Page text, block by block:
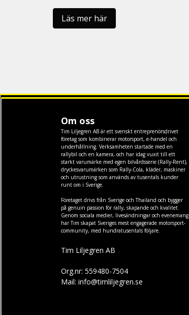
Läs mer här
Om oss
Tim Liljegren AB är ett svenskt entreprenörsdrivet
företag som kombinerar motorsport, e-handel och
underhållning. Verksamheten startade med en
rallybil och en kamera, och har idag vuxit till ett
starkt varumärke med egen bilvårdsserie (Rally-Rent),
dryckesvarumärken som Rally-Cola, kläder, maskiner
och utrustning som används av tusentals kunder
runt om i Sverige.
Företaget drivs från Sverige och Thailand och bygger
på genuin passion för rally, skapande och kvalitet.
Genom sociala medier, livesändningar och evenemang
har Tim skapat Sveriges mest engagerade motorsport-
community, med hundratusentals följare.
Tim Liljegren AB
Org.nr: 559480-7504
Mail: info@timliljegren.se